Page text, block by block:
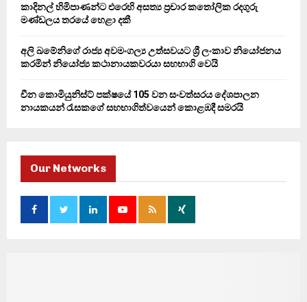
කාදිනල් හිමිපාණන්ට එරෙහි අසත්‍ය ප්‍රචාර කතෝලික රදගුරු
මණ්ඩලය තරයේ හෙළා දකී
අලි ඛමේනිගේ රාජ්‍ය අවමංගල්‍ය උත්සවයට ශ්‍රී ලංකාව නියෝජනය
කරමින් නියෝජ්‍ය කථානායකවරයා සහභාගි වෙයි
චීන කොමියුනිස්ට් පක්ෂයේ 105 වන සංවත්සරය දේශපාලන
නායකයන් රැසකගේ සහභාගිත්වයෙන් කොළඹදී සමරයි
Our Networks